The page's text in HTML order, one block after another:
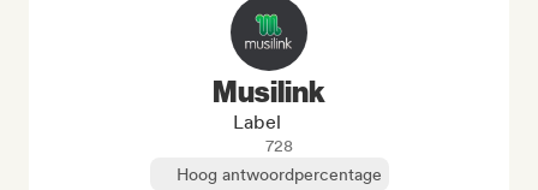
Musilink
Label
728
Hoog antwoordpercentage